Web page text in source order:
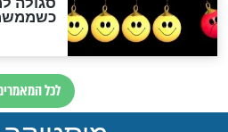
האם אפשר